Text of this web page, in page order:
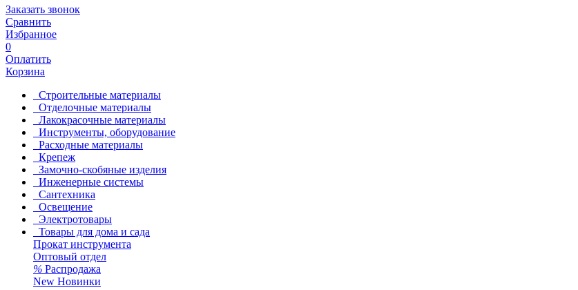
Заказать звонок
Сравнить
Избранное
0
Оплатить
Корзина
Строительные материалы
Отделочные материалы
Лакокрасочные материалы
Инструменты, оборудование
Расходные материалы
Крепеж
Замочно-скобяные изделия
Инженерные системы
Сантехника
Освещение
Электротовары
Товары для дома и сада
Прокат инструмента
Оптовый отдел
% Распродажа
New Новинки